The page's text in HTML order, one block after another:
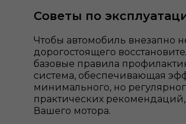
Советы по
Чтобы автомобиль внезапно
дорогостоящего
базовые правила
система, обеспечивающая
минимального, но
практических
Вашего мотора.